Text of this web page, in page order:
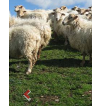
Previous